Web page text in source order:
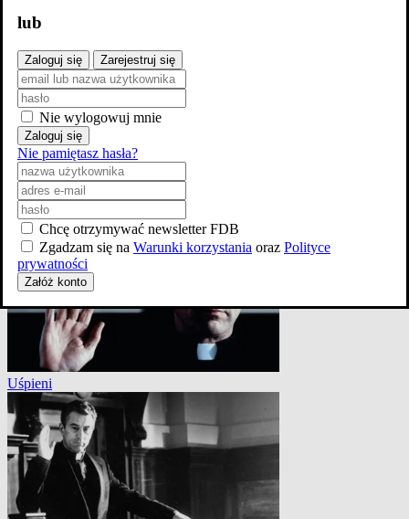
Uśpieni
Uśpieni
lub
Zaloguj się Zarejestruj się
Nie wylogowuj mnie
Zaloguj się
Nie pamiętasz hasła?
Chcę otrzymywać newsletter FDB
Zgadzam się na Warunki korzystania oraz Polityce
prywatności
Załóż konto